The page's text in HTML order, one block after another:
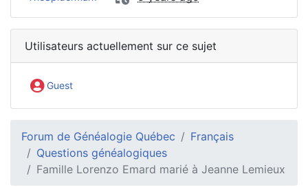
Utilisateurs actuellement sur ce sujet
Guest
Forum de Généalogie Québec
Français
Questions généalogiques
Famille Lorenzo Emard marié à Jeanne Lemieux